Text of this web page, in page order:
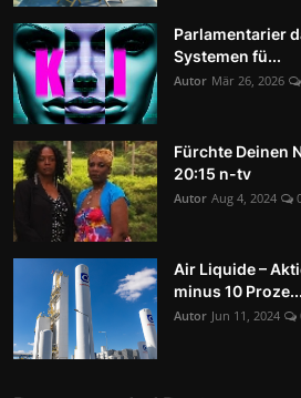
Parlamentarier
Systemen fü...
Autor Mär 26, 2026
Fürchte Deinen
20:15 n-tv
Autor Aug 4, 2024
Air Liquide –
minus 10 Proze...
Autor Jun 11, 2024